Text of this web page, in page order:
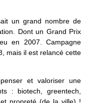
un grand nombre de
Dont un Grand Prix
en 2007. Campagne
mais il est relancé cette
et valoriser une
: biotech, greentech,
propreté (de la ville) !